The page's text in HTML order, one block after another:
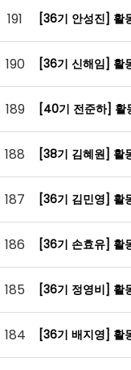
191 [36기 안성진] 활
190 [36기 신해임] 활
189 [40기 전준하] 활
188 [38기 김혜원] 활
187 [36기 김민영] 활
186 [36기 손효유] 활
185 [36기 정영비] 활
184 [36기 배지영] 활